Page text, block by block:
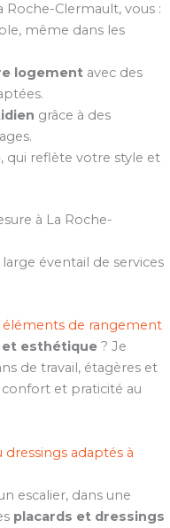
Roche-Clermault, vous :
même dans les
logementavec des
grâce à des
, qui reflète votre style et
à La Roche-
éventail de services
éléments de rangement
esthétique ? Je
de travail, étagères et
et praticité au
adaptés à
escalier, dans une
placards et dressings